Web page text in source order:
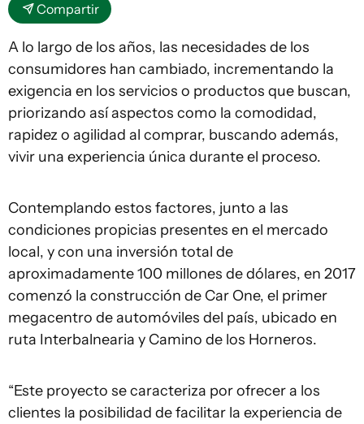
Compartir
A lo largo de los años, las necesidades de los
consumidores han cambiado, incrementando la
exigencia en los servicios o productos que buscan,
priorizando así aspectos como la comodidad,
rapidez o agilidad al comprar, buscando además,
vivir una experiencia única durante el proceso.
Contemplando estos factores, junto a las
condiciones propicias presentes en el mercado
local, y con una inversión total de
aproximadamente 100 millones de dólares, en 2017
comenzó la construcción de Car One, el primer
megacentro de automóviles del país, ubicado en
ruta Interbalnearia y Camino de los Horneros.
“Este proyecto se caracteriza por ofrecer a los
clientes la posibilidad de facilitar la experiencia de